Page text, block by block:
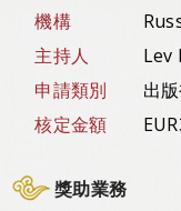
機構
主持人
Lev
申請類別
出
核定金額
獎助業務